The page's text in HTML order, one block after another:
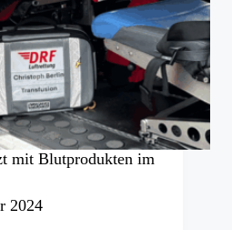
mit Blutprodukten im
2024